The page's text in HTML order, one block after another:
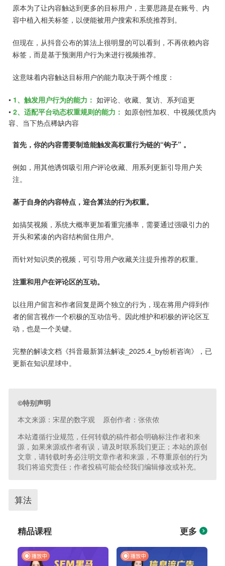
原本为了让内容触达到更多的目标用户，主要思路是在账号、内
容中植入相关标签，以便能被用户搜索和系统推荐到。
但现在，从抖音公布的算法上很明显的可以看到，不再依赖内容
标签，而是基于预测用户行为来进行视频推荐。
这意味着内容触达目标用户的能力取决于两个维度：
• 1、触发用户行为的能力： 如评论、收藏、复访、系列追更
• 2、适配平台动态权重规则的能力： 如原创性加权、中视频优质内
容、当下热点稀缺内容
首先，你的内容需要制造能触发高权重行为链的“钩子” 。
例如，用其他诱饵吸引用户评论收藏、用系列更新引导用户关
注。
基于自身的内容特点，迎合算法的行为权重。
如搞笑视频，系统大概率更加看重完播率，需要通过强吸引力的
开头和紧凑的内容结构留住用户。
而针对知识类的视频，可引导用户收藏关注提升推荐的权重。
注重和用户在评论区的互动。
以往用户留言和作者回复是两个独立的行为，现在将用户得到作
者的留言视作一个积极的互动信号。因此维护和积极的评论区互
动，也是一个关键。
完整的解读文档《抖音最新算法解读_2025.4_by纷析咨询》，已
更新在知识星球中。
©特别声明
本文来源：宋星的数字观 原创作者：张依侬
本站遵循行业规范，任何转载的稿件都会明确标注作者和来
源，如果来源或作者有误，请及时联系我们更正；本站的原创
文章，请转载时务必注明文章作者和来源，不尊重原创的行为
我们将追究责任；作者投稿可能会经我们编辑修改或补充。
算法
精品课程 更多